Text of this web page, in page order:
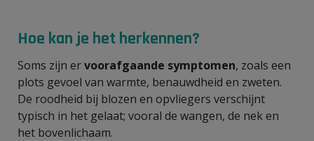
Hoe kan je het herkennen?
Soms zijn ervoorafgaande symptomen, zoals een
plots gevoel van warmte, benauwdheid en zweten.
De roodheid bij blozen en opvliegers verschijnt
typisch in het gelaat; vooral de wangen, de nek en
het bovenlichaam.